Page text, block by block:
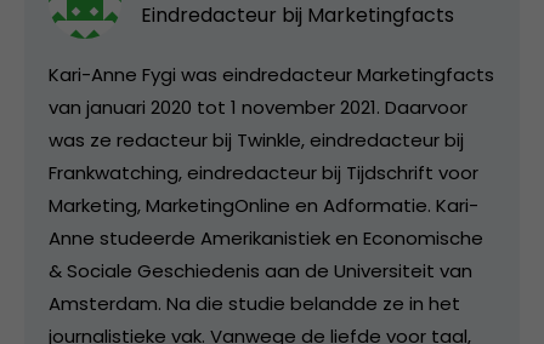
Eindredacteur bij Marketingfacts
Kari-Anne Fygi was eindredacteur Marketingfacts
van januari 2020 tot 1 november 2021. Daarvoor
was ze redacteur bij Twinkle, eindredacteur bij
Frankwatching, eindredacteur bij Tijdschrift voor
Marketing, MarketingOnline en Adformatie. Kari-
Anne studeerde Amerikanistiek en Economische
& Sociale Geschiedenis aan de Universiteit van
Amsterdam. Na die studie belandde ze in het
journalistieke vak. Vanwege de liefde voor taal,